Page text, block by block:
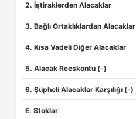
2. İştiraklerden Alacaklar
3. Bağlı Ortaklıklardan Alacaklar
4. Kısa Vadeli Diğer Alacaklar
5. Alacak Reeskontu (-)
6. Şüpheli Alacaklar Karşılığı (-)
E. Stoklar